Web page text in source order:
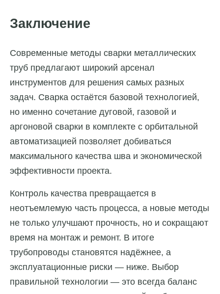
Заключение
Современные методы сварки металлических
труб предлагают широкий арсенал
инструментов для решения самых разных
задач. Сварка остаётся базовой технологией,
но именно сочетание дуговой, газовой и
аргоновой сварки в комплекте с орбитальной
автоматизацией позволяет добиваться
максимального качества шва и экономической
эффективности проекта.
Контроль качества превращается в
неотъемлемую часть процесса, а новые методы
не только улучшают прочность, но и сокращают
время на монтаж и ремонт. В итоге
трубопроводы становятся надёжнее, а
эксплуатационные риски — ниже. Выбор
правильной технологии — это всегда баланс